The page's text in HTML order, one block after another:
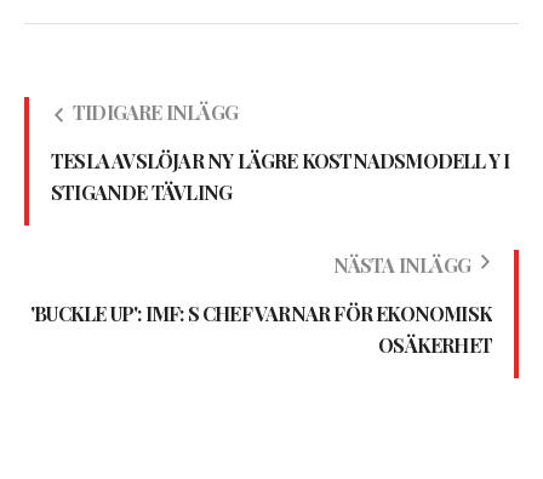
TIDIGARE INLÄGG
TESLA AVSLÖJAR NY LÄGRE KOSTNADSMODELL Y I
STIGANDE TÄVLING
NÄSTA INLÄGG
'BUCKLE UP': IMF: S CHEF VARNAR FÖR EKONOMISK
OSÄKERHET